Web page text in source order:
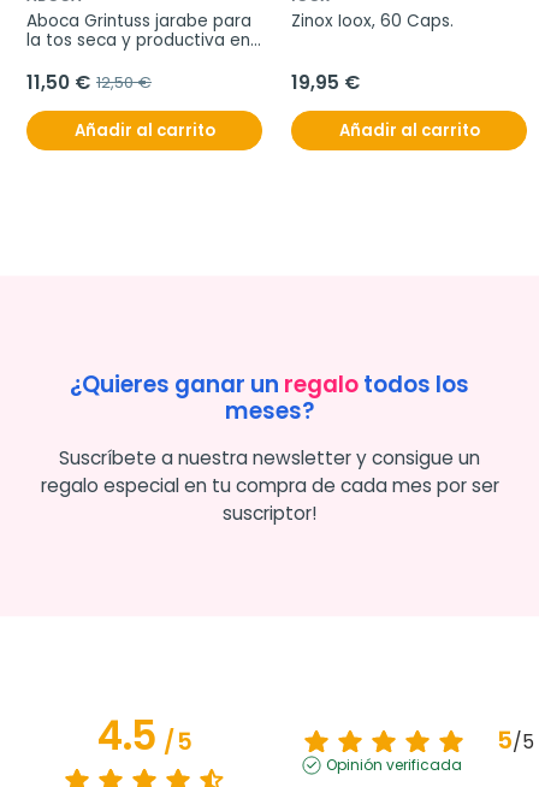
Aboca Grintuss jarabe para
la tos seca y productiva en
11,50 € 12,50 €
Añadir al carrito
Zinox Ioox, 60 Caps.
19,95 €
Añadir al carrito
¿Quieres ganar un regalotodos los
meses?
Suscríbete a nuestra newsletter y consigue un
regalo especial en tu compra de cada mes por ser
suscriptor!
4.5/5 5/5
Opinión verificada